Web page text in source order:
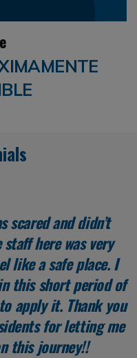
scared and didn’t
here was very
like a safe place. I
this short period of
apply it. Thank you
for letting me
this journey!!